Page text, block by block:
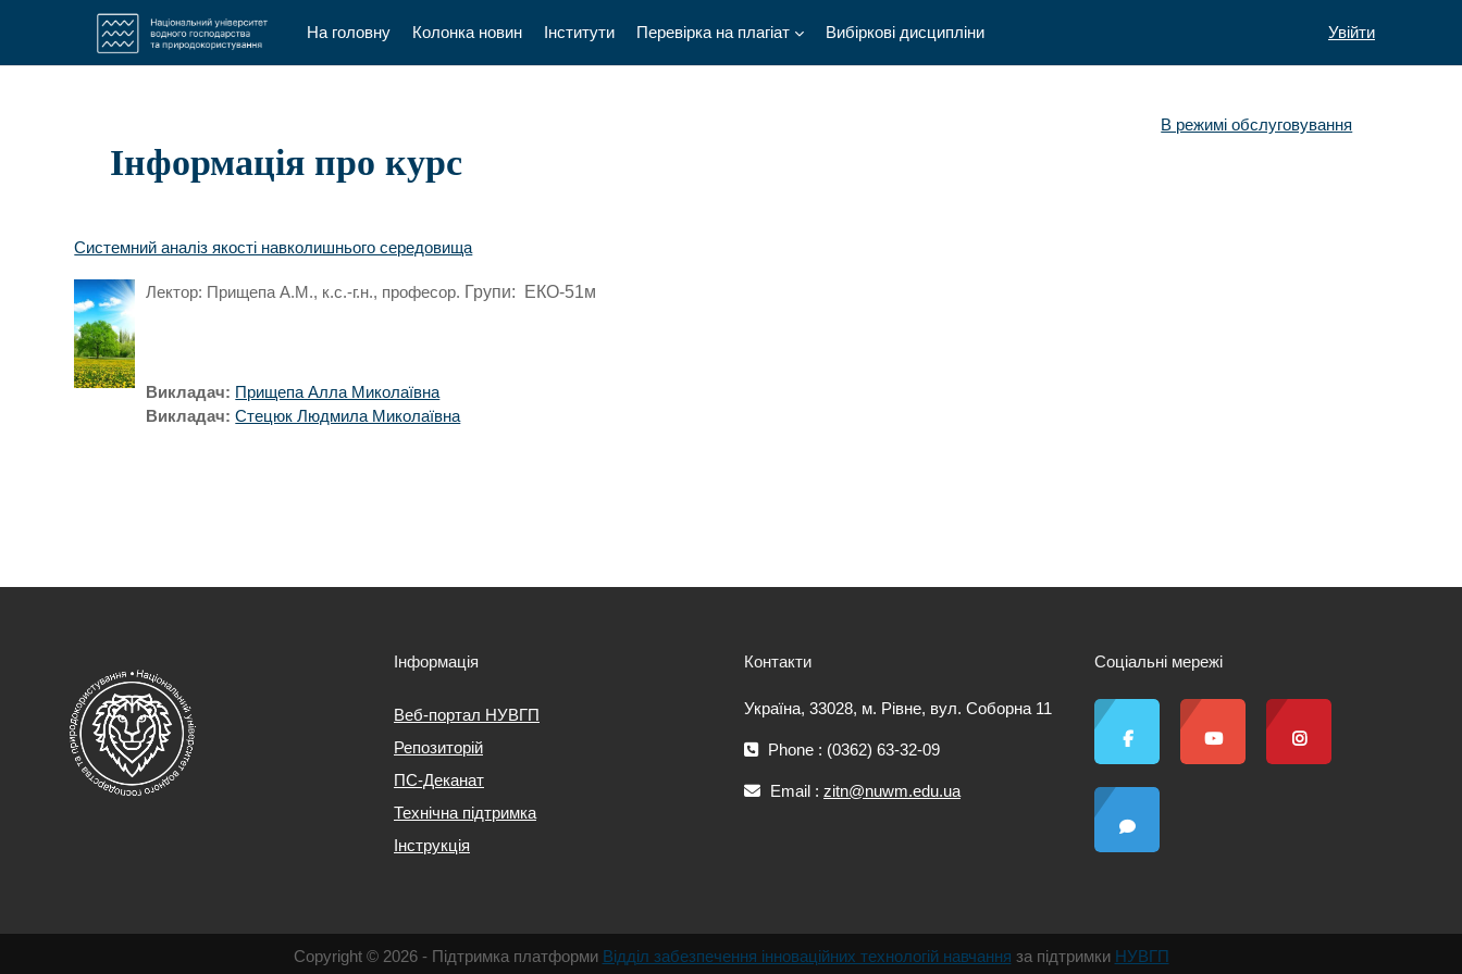
На головну Колонка новин Інститути Перевірка на плагіат Вибіркові дисципліни Увійти
В режимі обслуговування
Інформація про курс
Системний аналіз якості навколишнього середовища
Лектор: Прищепа А.М., к.с.-г.н., професор. Групи: ЕКО-51м
Викладач: Прищепа Алла Миколаївна
Викладач:Стецюк Людмила Миколаївна
Інформація
Веб-портал НУВГП
Репозиторій
ПС-Деканат
Технічна підтримка
Інструкція
Контакти
Україна, 33028, м. Рівне, вул. Соборна 11
Phone : (0362) 63-32-09
Email : zitn@nuwm.edu.ua
Соціальні мережі
Copyright © 2026 - Підтримка платформи Відділ забезпечення інноваційних технологій навчання за підтримки НУВГП